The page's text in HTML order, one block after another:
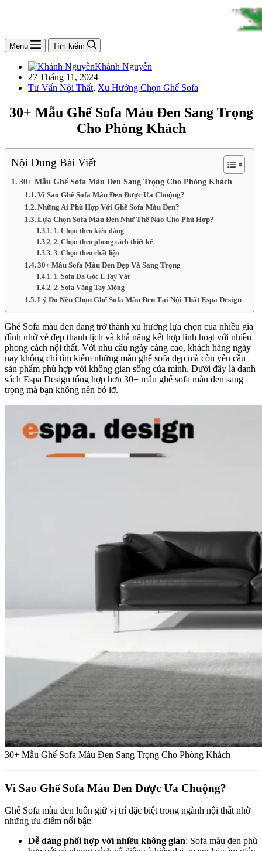
Menu Tìm kiếm
Khánh Nguyễn
27 Tháng 11, 2024
Tư Vấn Nội Thất, Xu Hướng Chọn Ghế Sofa
30+ Mẫu Ghế Sofa Màu Đen Sang Trọng
Cho Phòng Khách
Nội Dung Bài Viết
30+ Mẫu Ghế Sofa Màu Đen Sang Trọng Cho Phòng Khách
Vì Sao Ghế Sofa Màu Đen Được Ưa Chuộng?
Những Ai Phù Hợp Với Ghế Sofa Màu Đen?
Lựa Chọn Sofa Màu Đen Như Thế Nào Cho Phù Hợp?
1. Chọn theo kiểu dáng
2. Chọn theo phong cách thiết kế
3. Chọn theo chất liệu
30+ Mẫu Sofa Màu Đen Đẹp Và Sang Trọng
1. Sofa Da Góc L Tay Vát
2. Sofa Văng Tay Mỏng
Lý Do Nên Chọn Ghế Sofa Màu Đen Tại Nội Thất Espa Design
Ghế Sofa màu đen đang trở thành xu hướng lựa chọn của nhiều gia
đình nhờ vẻ đẹp thanh lịch và khả năng kết hợp linh hoạt với nhiều
phong cách nội thất. Với nhu cầu ngày càng cao, khách hàng ngày
nay không chỉ tìm kiếm những mẫu ghế sofa đẹp mà còn yêu cầu
sản phẩm phù hợp với không gian sống của mình. Dưới đây là danh
sách Espa Design tổng hợp hơn 30+ mẫu ghế sofa màu đen sang
trọng mà bạn không nên bỏ lỡ.
30+ Mẫu Ghế Sofa Màu Đen Sang Trọng Cho Phòng Khách
Vì Sao Ghế Sofa Màu Đen Được Ưa Chuộng?
Ghế Sofa màu đen luôn giữ vị trí đặc biệt trong ngành nội thất nhờ
những ưu điểm nổi bật:
Dễ dàng phối hợp với nhiều không gian: Sofa màu đen phù